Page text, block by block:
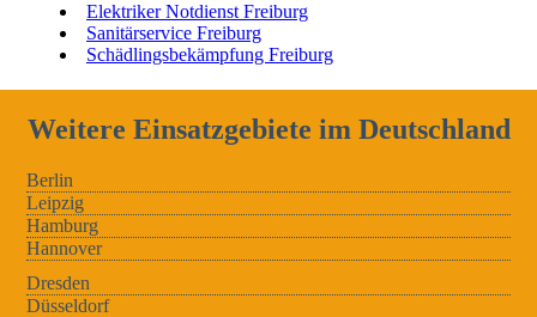
Elektriker Notdienst Freiburg
Sanitärservice Freiburg
Schädlingsbekämpfung Freiburg
Weitere Einsatzgebiete im Deutschland
Berlin
Leipzig
Hamburg
Hannover
Dresden
Düsseldorf